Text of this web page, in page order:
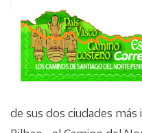
de sus dos ciudades